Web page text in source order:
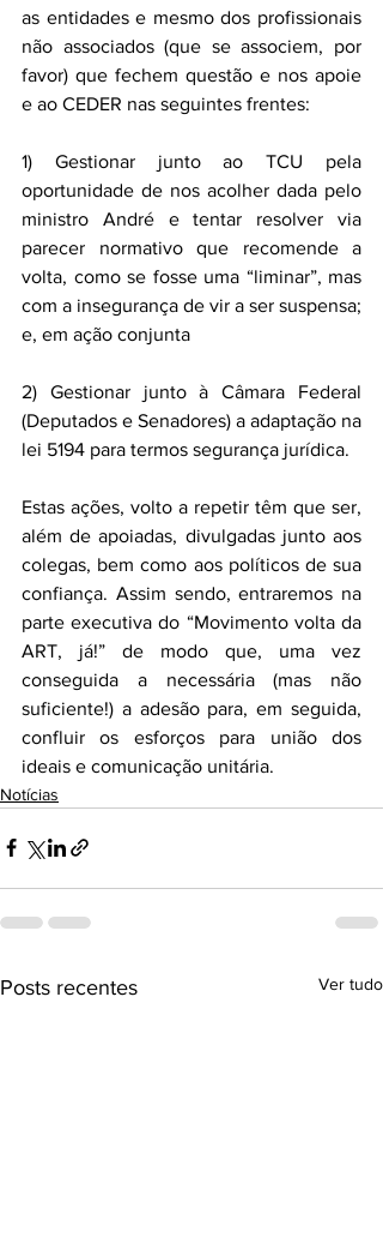
as entidades e mesmo dos profissionais
não associados (que se associem, por
favor) que fechem questão e nos apoie
e ao CEDER nas seguintes frentes:
1) Gestionar junto ao TCU pela
oportunidade de nos acolher dada pelo
ministro André e tentar resolver via
parecer normativo que recomende a
volta, como se fosse uma “liminar”, mas
com a insegurança de vir a ser suspensa;
e, em ação conjunta
2) Gestionar junto à Câmara Federal
(Deputados e Senadores) a adaptação na
lei 5194 para termos segurança jurídica.
Estas ações, volto a repetir têm que ser,
além de apoiadas, divulgadas junto aos
colegas, bem como aos políticos de sua
confiança. Assim sendo, entraremos na
parte executiva do “Movimento volta da
ART, já!” de modo que, uma vez
conseguida a necessária (mas não
suficiente!) a adesão para, em seguida,
confluir os esforços para união dos
ideais e comunicação unitária.
Notícias
Posts recentes Ver tudo